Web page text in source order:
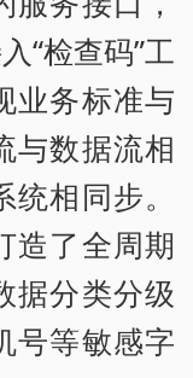
“检查码”工
业务标准与
与数据流相
相同步。
造了全周期
据分类分级
号等敏感字